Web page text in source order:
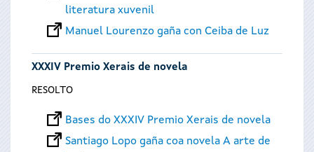
literatura xuvenil
Manuel Lourenzo gaña con Ceiba de Luz
XXXIV Premio Xerais de novela
RESOLTO
Bases do XXXIV Premio Xerais de novela
Santiago Lopo gaña coa novela A arte de